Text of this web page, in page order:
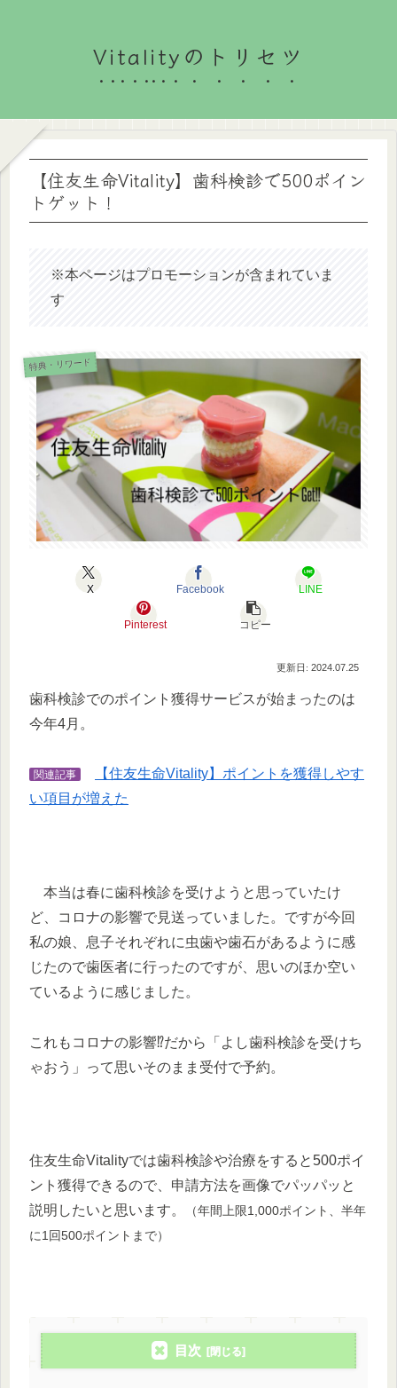
Vitalityのトリセツ
【住友生命Vitality】歯科検診で500ポイン
トゲット！
※本ページはプロモーションが含まれていま
す
特典・リワード
X Facebook LINE
Pinterest コピー
2024.07.25
歯科検診でのポイント獲得サービスが始まったのは
今年4月。
関連記事
【住友生命Vitality】ポイントを獲得しやす
い項目が増えた
本当は春に歯科検診を受けようと思っていたけ
ど、コロナの影響で見送っていました。ですが今回
私の娘、息子それぞれに虫歯や歯石があるように感
じたので歯医者に行ったのですが、思いのほか空い
ているように感じました。
これもコロナの影響⁉だから「よし歯科検診を受けち
ゃおう」って思いそのまま受付で予約。
住友生命Vitalityでは歯科検診や治療をすると500ポイ
ント獲得できるので、申請方法を画像でパッパッと
説明したいと思います。
（年間上限1,000ポイント、半年
に1回500ポイントまで）
目次